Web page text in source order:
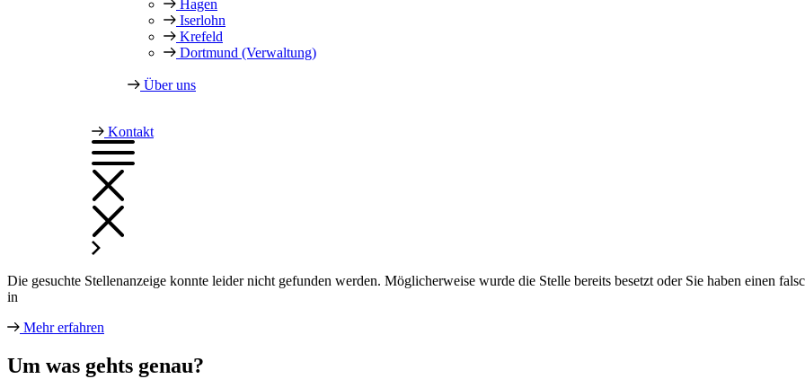
Hagen
Iserlohn
Krefeld
Dortmund (Verwaltung)
Über uns
Kontakt
Die gesuchte Stellenanzeige konnte leider nicht gefunden werden. Möglicherweise wurde die Stelle bereits besetzt oder Sie haben einen
in
Mehr erfahren
Um was gehts genau?